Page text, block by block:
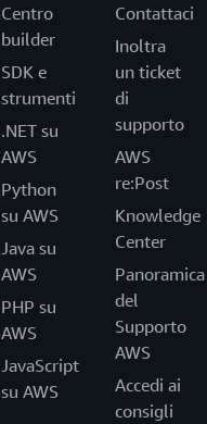
Centro
builder
SDK e
strumenti
.NET su
AWS
Python
su AWS
Java su
AWS
PHP su
AWS
JavaScript
su AWS
Contattaci
Inoltra
un ticket
di
supporto
AWS
re:Post
Knowledge
Center
Panoramica
del
Supporto
AWS
Accedi ai
consigli